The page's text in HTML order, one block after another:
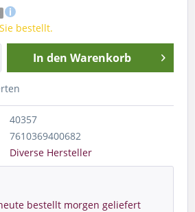
bestellt.
In den Warenkorb
40357
7610369400682
Diverse Hersteller
bestellt morgen geliefert